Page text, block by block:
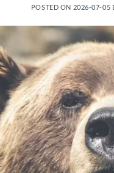
POSTED ON 2026-07-05